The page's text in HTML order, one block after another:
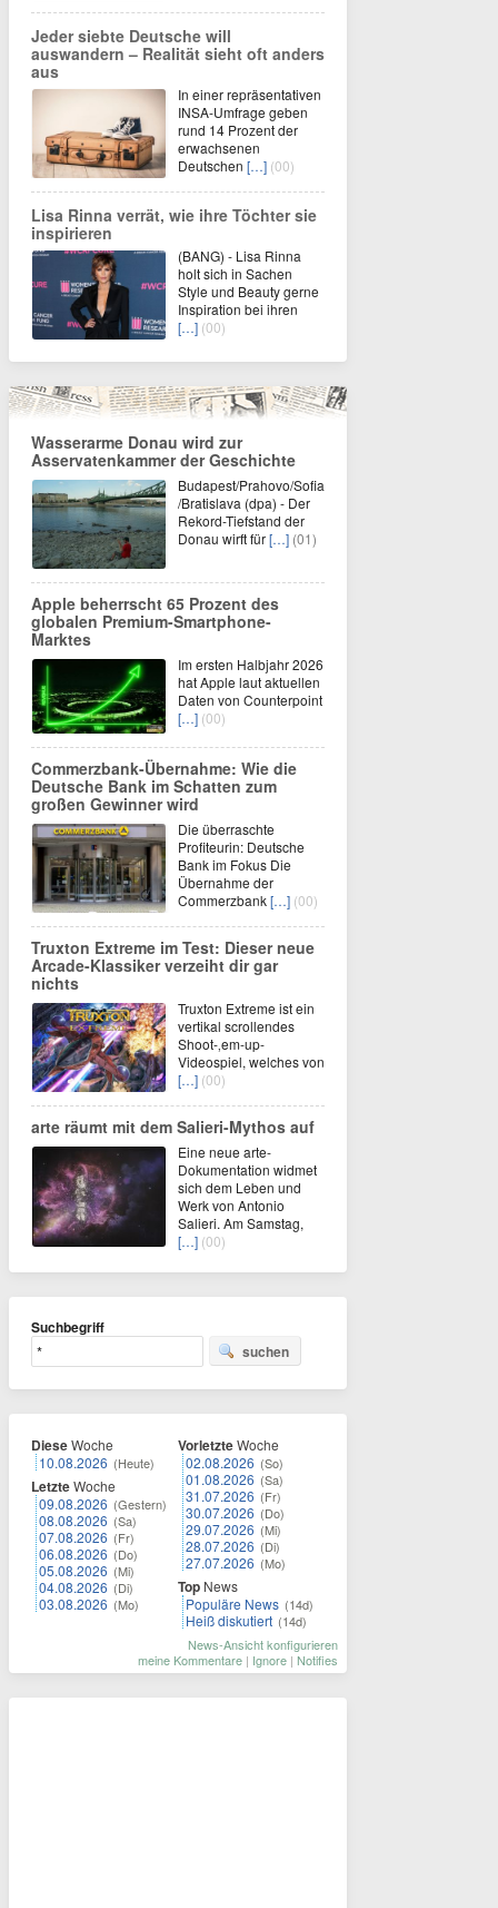
Jeder siebte Deutsche will
auswandern – Realität sieht oft anders
aus
In einer repräsentativen
INSA-Umfrage geben
rund 14 Prozent der
erwachsenen
Deutschen […] (00)
Lisa Rinna verrät, wie ihre Töchter sie
inspirieren
(BANG) - Lisa Rinna
holt sich in Sachen
Style und Beauty gerne
Inspiration bei ihren
[…] (00)
Wasserarme Donau wird zur
Asservatenkammer der Geschichte
Budapest/Prahovo/Sofia
/Bratislava (dpa) - Der
Rekord-Tiefstand der
Donau wirft für[…] (01)
Apple beherrscht 65 Prozent des
globalen Premium-Smartphone-
Marktes
Im ersten Halbjahr 2026
hat Apple laut aktuellen
Daten von Counterpoint
[…] (00)
Commerzbank-Übernahme: Wie die
Deutsche Bank im Schatten zum
großen Gewinner wird
Die überraschte
Profiteurin: Deutsche
Bank im Fokus Die
Übernahme der
Commerzbank[…] (00)
Truxton Extreme im Test: Dieser neue
Arcade-Klassiker verzeiht dir gar
nichts
Truxton Extreme ist ein
vertikal scrollendes
Shoot-‚em-up-
Videospiel, welches von
[…] (00)
arte räumt mit dem Salieri-Mythos auf
Eine neue arte-
Dokumentation widmet
sich dem Leben und
Werk von Antonio
Salieri. Am Samstag,
[…] (00)
Suchbegriff
suchen
DieseWoche
10.08.2026 (Heute)
LetzteWoche
09.08.2026 (Gestern)
08.08.2026 (Sa)
07.08.2026 (Fr)
06.08.2026 (Do)
05.08.2026 (Mi)
04.08.2026 (Di)
03.08.2026 (Mo)
VorletzteWoche
02.08.2026 (So)
01.08.2026 (Sa)
31.07.2026 (Fr)
30.07.2026 (Do)
29.07.2026 (Mi)
28.07.2026 (Di)
27.07.2026 (Mo)
Top News
Populäre News (14d)
Heiß diskutiert (14d)
News-Ansicht konfigurieren
meine Kommentare | Ignore | Notifies